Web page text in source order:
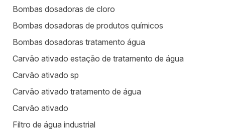
Bombas dosadoras de cloro
Bombas dosadoras de produtos químicos
Bombas dosadoras tratamento água
Carvão ativado estação de tratamento de água
Carvão ativado sp
Carvão ativado tratamento de água
Carvão ativado
Filtro de água industrial